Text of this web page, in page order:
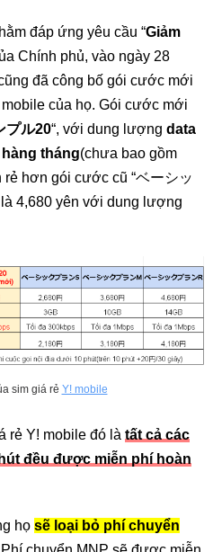
đáp ứng yêu cầu “Giảm
Chính phủ, vào ngày 28
đã công bố gói cước mới
của họ. Gói cước mới
プル20“, với dung lượng data
hàng tháng(chưa bao gồm
hơn gói cước cũ “ベーシッ
4,680 yên với dung lượng
sim giá rẻ Y! mobile
rẻ Y! mobile đó là tất cả các
đều được miễn phí hoàn
họ sẽ loại bỏ phí chuyển